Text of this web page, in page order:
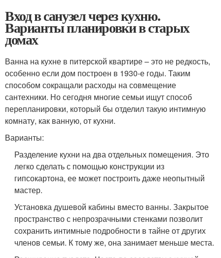
Вход в санузел через кухню.
Варианты планировки в старых
домах
Ванна на кухне в питерской квартире – это не редкость,
особенно если дом построен в 1930-е годы. Таким
способом сокращали расходы на совмещение
сантехники. Но сегодня многие семьи ищут способ
перепланировки, который бы отделил такую интимную
комнату, как ванную, от кухни.
Варианты:
Разделение кухни на два отдельных помещения. Это
легко сделать с помощью конструкции из
гипсокартона, ее может построить даже неопытный
мастер.
Установка душевой кабины вместо ванны. Закрытое
пространство с непрозрачными стенками позволит
сохранить интимные подробности в тайне от других
членов семьи. К тому же, она занимает меньше места.